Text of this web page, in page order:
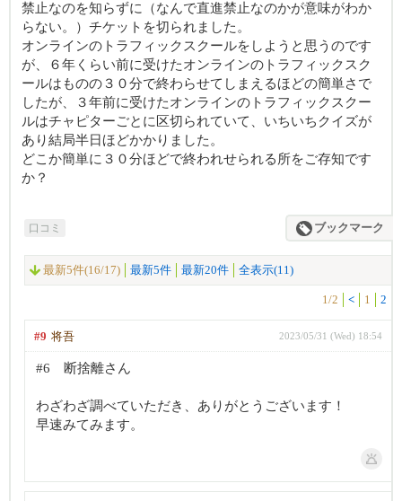
禁止なのを知らずに（なんで直進禁止なのかが意味がわか
らない。）チケットを切られました。
オンラインのトラフィックスクールをしようと思うのです
が、６年くらい前に受けたオンラインのトラフィックスク
ールはものの３０分で終わらせてしまえるほどの簡単さで
したが、３年前に受けたオンラインのトラフィックスクー
ルはチャピターごとに区切られていて、いちいちクイズが
あり結局半日ほどかかりました。
どこか簡単に３０分ほどで終われせられる所をご存知です
か？
口コミ ブックマーク
最新5件(16/17) 最新5件 最新20件 全表示(11)
1/2 < 1 2
#9 将吾 2023/05/31 (Wed) 18:54
#6 断捨離さん
わざわざ調べていただき、ありがとうございます！
早速みてみます。